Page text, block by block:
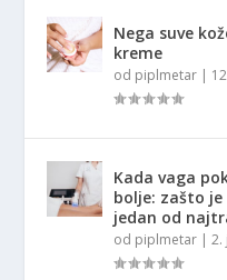
Nega suve
kreme
od piplmetar |
Kada vaga
bolje: zašto
jedan od
od piplmetar |2.